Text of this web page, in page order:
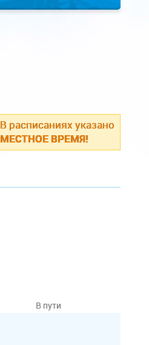
В расписаниях указано
МЕСТНОЕ ВРЕМЯ!
В пути